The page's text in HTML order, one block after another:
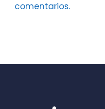
comentarios.